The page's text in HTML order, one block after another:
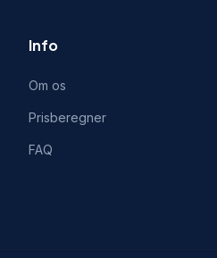
Info
Om os
Prisberegner
FAQ